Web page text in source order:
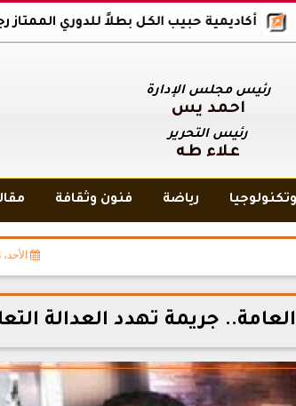
حبيب الكل بطلاً للدوري الممتاز رجال
رئيس مجلس الإدارة
أحمد يس
رئيس التحرير
علاء طه
رياضة فنون وثقافة
الأحد، 28 يونيو 2026
جريمة تهدد العدالة